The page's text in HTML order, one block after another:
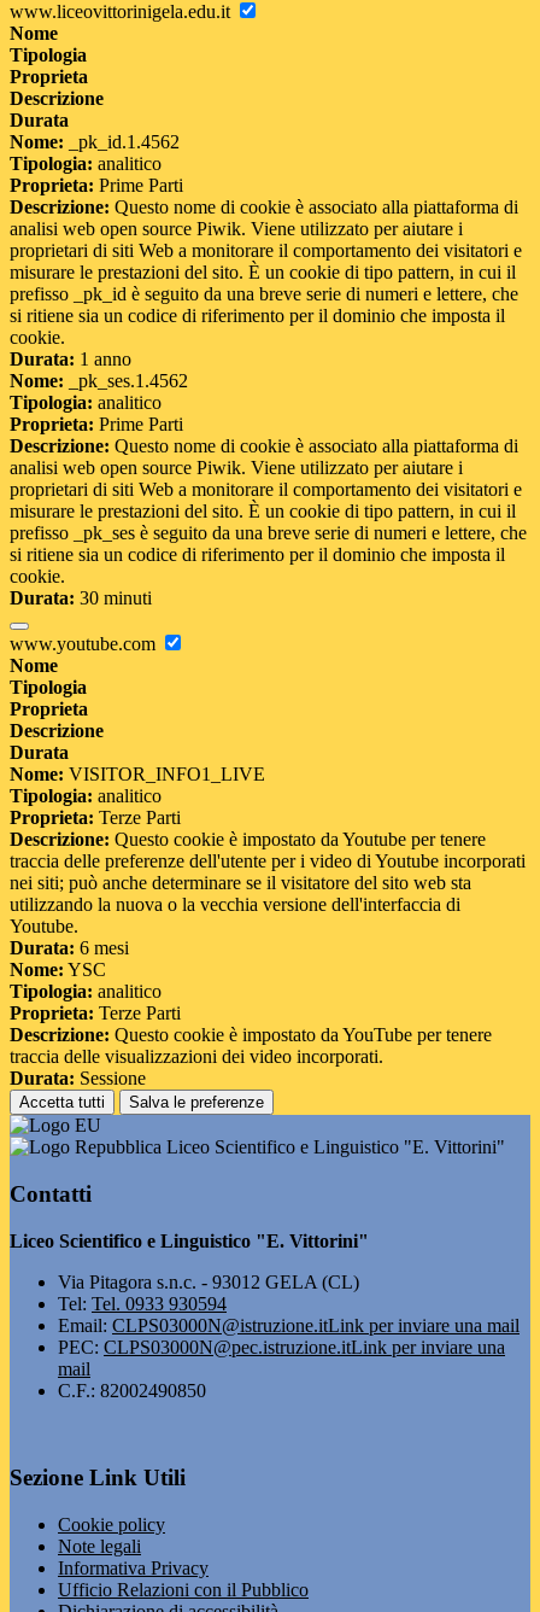
www.liceovittorinigela.edu.it
Nome
Tipologia
Proprieta
Descrizione
Durata
Nome: _pk_id.1.4562
Tipologia: analitico
Proprieta: Prime Parti
Descrizione: Questo nome di cookie è associato alla piattaforma di
analisi web open source Piwik. Viene utilizzato per aiutare i
proprietari di siti Web a monitorare il comportamento dei visitatori e
misurare le prestazioni del sito. È un cookie di tipo pattern, in cui il
prefisso _pk_id è seguito da una breve serie di numeri e lettere, che
si ritiene sia un codice di riferimento per il dominio che imposta il
cookie.
Durata: 1 anno
Nome: _pk_ses.1.4562
Tipologia: analitico
Proprieta: Prime Parti
Descrizione: Questo nome di cookie è associato alla piattaforma di
analisi web open source Piwik. Viene utilizzato per aiutare i
proprietari di siti Web a monitorare il comportamento dei visitatori e
misurare le prestazioni del sito. È un cookie di tipo pattern, in cui il
prefisso _pk_ses è seguito da una breve serie di numeri e lettere, che
si ritiene sia un codice di riferimento per il dominio che imposta il
cookie.
Durata: 30 minuti
www.youtube.com
Nome
Tipologia
Proprieta
Descrizione
Durata
Nome: VISITOR_INFO1_LIVE
Tipologia: analitico
Proprieta: Terze Parti
Descrizione: Questo cookie è impostato da Youtube per tenere
traccia delle preferenze dell'utente per i video di Youtube incorporati
nei siti; può anche determinare se il visitatore del sito web sta
utilizzando la nuova o la vecchia versione dell'interfaccia di
Youtube.
Durata: 6 mesi
Nome: YSC
Tipologia: analitico
Proprieta: Terze Parti
Descrizione: Questo cookie è impostato da YouTube per tenere
traccia delle visualizzazioni dei video incorporati.
Durata: Sessione
Accetta tutti Salva le preferenze
Liceo Scientifico e Linguistico "E. Vittorini"
Contatti
Liceo Scientifico e Linguistico "E. Vittorini"
Via Pitagora s.n.c. - 93012 GELA (CL)
Tel: Tel. 0933 930594
Email: CLPS03000N@istruzione.itLink per inviare una mail
PEC: CLPS03000N@pec.istruzione.itLink per inviare una
mail
C.F.: 82002490850
Sezione Link Utili
Cookie policy
Note legali
Informativa Privacy
Ufficio Relazioni con il Pubblico